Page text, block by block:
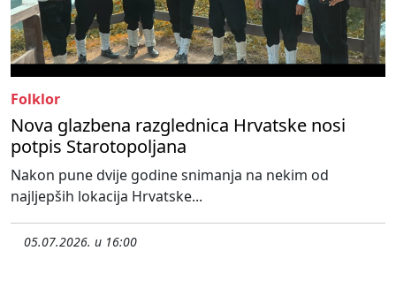
Folklor
Nova glazbena razglednica Hrvatske nosi
potpis Starotopoljana
Nakon pune dvije godine snimanja na nekim od
najljepših lokacija Hrvatske...
05.07.2026. u 16:00